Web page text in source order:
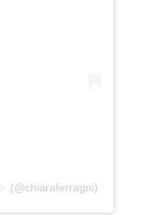
(@chiaraferragni)